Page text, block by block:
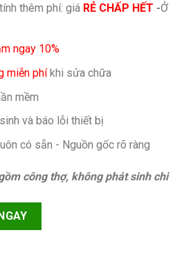
thêm phí: giá RẺ CHẤP HẾT -Ở
ngay 10%
miễn phíkhi sửa chữa
mềm
và báo lỗi thiết bị
có sẵn - Nguồn gốc rõ ràng
công thợ, không phát sinh chi
Chính hãng quantity